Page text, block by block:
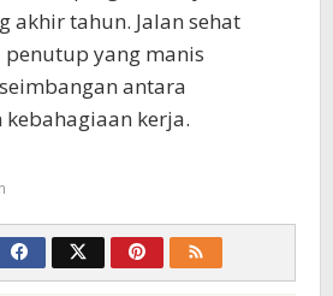
akhir tahun. Jalan sehat
yang manis
antara
kerja.